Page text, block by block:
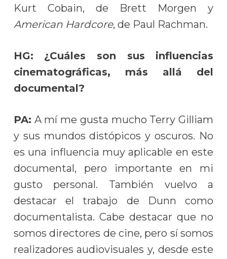
Kurt Cobain, de Brett Morgen y
American Hardcore, de Paul Rachman.
HG: ¿Cuáles son sus influencias
cinematográficas, más allá del
documental?
PA: A mí me gusta mucho Terry Gilliam
y sus mundos distópicos y oscuros. No
es una influencia muy aplicable en este
documental, pero importante en mi
gusto personal. También vuelvo a
destacar el trabajo de Dunn como
documentalista. Cabe destacar que no
somos directores de cine, pero sí somos
realizadores audiovisuales y, desde este